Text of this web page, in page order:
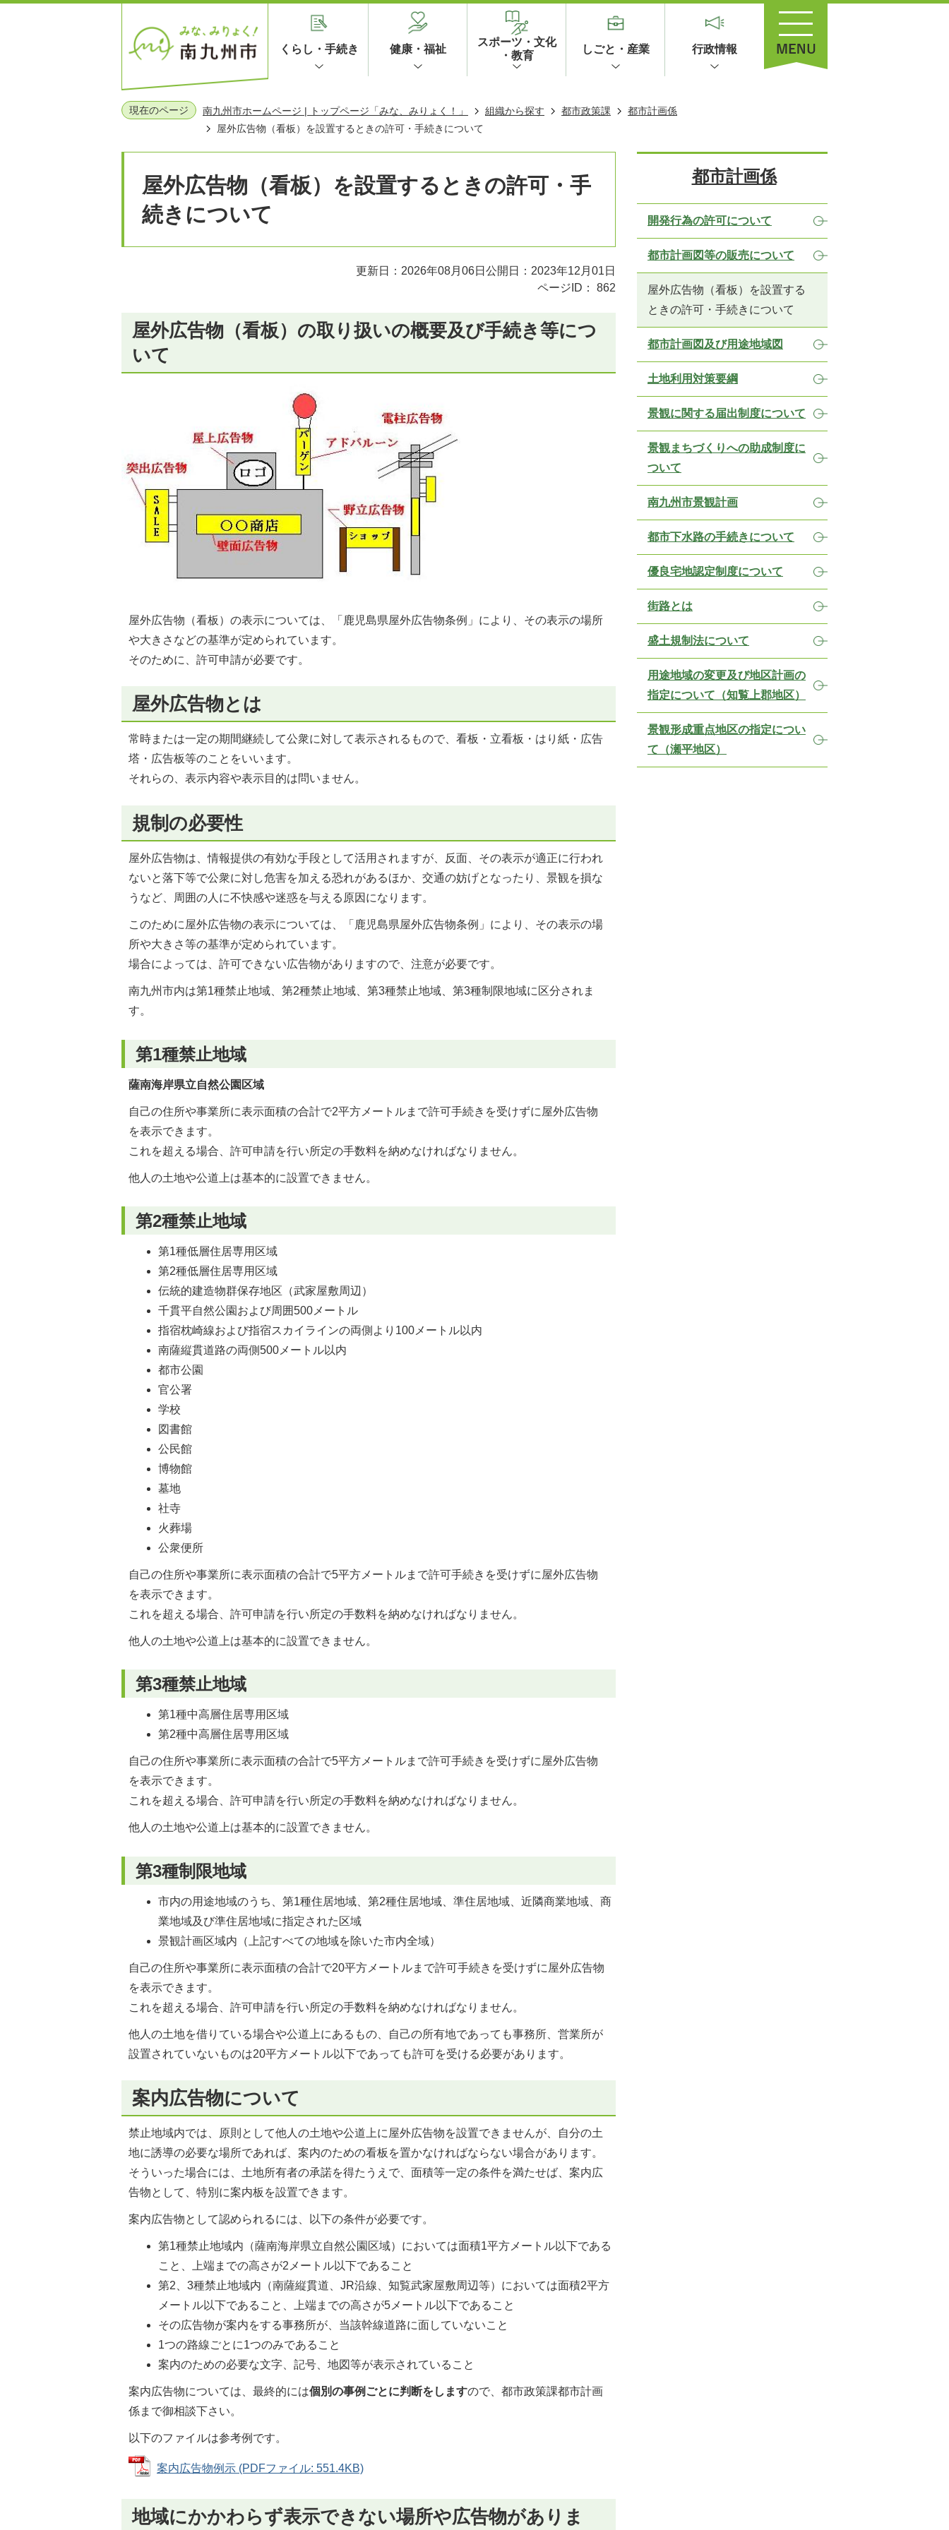
くらし・手続き 健康・福祉
スポーツ・文化
・教育
しごと・産業 行政情報
現在のページ 南九州市ホームページ | トップページ「みな、みりょく！」 組織から探す 都市政策課
都市計画係
屋外広告物（看板）を設置するときの許可・手続きについて
屋外広告物（看板）を設置するときの許可・手
続きについて
更新日：2026年08月06日 公開日：2023年12月01日
ページID：
862
屋外広告物（看板）の取り扱いの概要及び手続き等につ
いて
屋外広告物（看板）の表示については、「鹿児島県屋外広告物条例」により、その表示の場所
や大きさなどの基準が定められています。
そのために、許可申請が必要です。
屋外広告物とは
常時または一定の期間継続して公衆に対して表示されるもので、看板・立看板・はり紙・広告
塔・広告板等のことをいいます。
それらの、表示内容や表示目的は問いません。
規制の必要性
屋外広告物は、情報提供の有効な手段として活用されますが、反面、その表示が適正に行われ
ないと落下等で公衆に対し危害を加える恐れがあるほか、交通の妨げとなったり、景観を損な
うなど、周囲の人に不快感や迷惑を与える原因になります。
このために屋外広告物の表示については、「鹿児島県屋外広告物条例」により、その表示の場
所や大きさ等の基準が定められています。
場合によっては、許可できない広告物がありますので、注意が必要です。
南九州市内は第1種禁止地域、第2種禁止地域、第3種禁止地域、第3種制限地域に区分されま
す。
第1種禁止地域
薩南海岸県立自然公園区域
自己の住所や事業所に表示面積の合計で2平方メートルまで許可手続きを受けずに屋外広告物
を表示できます。
これを超える場合、許可申請を行い所定の手数料を納めなければなりません。
他人の土地や公道上は基本的に設置できません。
第2種禁止地域
第1種低層住居専用区域
第2種低層住居専用区域
伝統的建造物群保存地区（武家屋敷周辺）
千貫平自然公園および周囲500メートル
指宿枕崎線および指宿スカイラインの両側より100メートル以内
南薩縦貫道路の両側500メートル以内
都市公園
官公署
学校
図書館
公民館
博物館
墓地
社寺
火葬場
公衆便所
自己の住所や事業所に表示面積の合計で5平方メートルまで許可手続きを受けずに屋外広告物
を表示できます。
これを超える場合、許可申請を行い所定の手数料を納めなければなりません。
他人の土地や公道上は基本的に設置できません。
第3種禁止地域
第1種中高層住居専用区域
第2種中高層住居専用区域
自己の住所や事業所に表示面積の合計で5平方メートルまで許可手続きを受けずに屋外広告物
を表示できます。
これを超える場合、許可申請を行い所定の手数料を納めなければなりません。
他人の土地や公道上は基本的に設置できません。
第3種制限地域
市内の用途地域のうち、第1種住居地域、第2種住居地域、準住居地域、近隣商業地域、商
業地域及び準住居地域に指定された区域
景観計画区域内（上記すべての地域を除いた市内全域）
自己の住所や事業所に表示面積の合計で20平方メートルまで許可手続きを受けずに屋外広告物
を表示できます。
これを超える場合、許可申請を行い所定の手数料を納めなければなりません。
他人の土地を借りている場合や公道上にあるもの、自己の所有地であっても事務所、営業所が
設置されていないものは20平方メートル以下であっても許可を受ける必要があります。
案内広告物について
禁止地域内では、原則として他人の土地や公道上に屋外広告物を設置できませんが、自分の土
地に誘導の必要な場所であれば、案内のための看板を置かなければならない場合があります。
そういった場合には、土地所有者の承諾を得たうえで、面積等一定の条件を満たせば、案内広
告物として、特別に案内板を設置できます。
案内広告物として認められるには、以下の条件が必要です。
第1種禁止地域内（薩南海岸県立自然公園区域）においては面積1平方メートル以下である
こと、上端までの高さが2メートル以下であること
第2、3種禁止地域内（南薩縦貫道、JR沿線、知覧武家屋敷周辺等）においては面積2平方
メートル以下であること、上端までの高さが5メートル以下であること
その広告物が案内をする事務所が、当該幹線道路に面していないこと
1つの路線ごとに1つのみであること
案内のための必要な文字、記号、地図等が表示されていること
案内広告物については、最終的には個別の事例ごとに判断をしますので、都市政策課都市計画
係まで御相談下さい。
以下のファイルは参考例です。
案内広告物例示 (PDFファイル: 551.4KB)
地域にかかわらず表示できない場所や広告物がありま
都市計画係
開発行為の許可について
都市計画図等の販売について
屋外広告物（看板）を設置する
ときの許可・手続きについて
都市計画図及び用途地域図
土地利用対策要綱
景観に関する届出制度について
景観まちづくりへの助成制度に
ついて
南九州市景観計画
都市下水路の手続きについて
優良宅地認定制度について
街路とは
盛土規制法について
用途地域の変更及び地区計画の
指定について（知覧上郡地区）
景観形成重点地区の指定につい
て（瀬平地区）